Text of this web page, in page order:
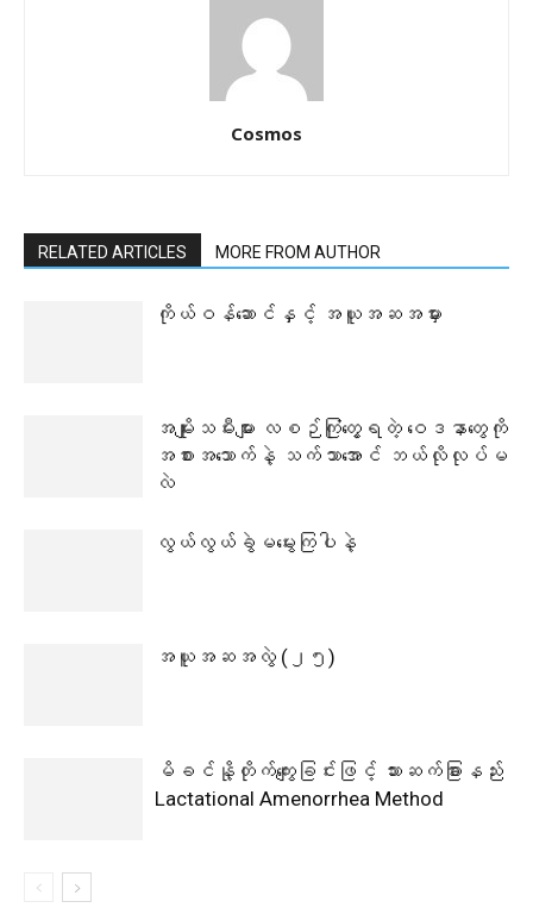
Cosmos
RELATED ARTICLES MORE FROM AUTHOR
ကိုယ်ဝန်ဆောင်နှင့် အယူအဆအမှား
အမျိုးသမီးများ လစဉ်ကြုံတွေ့ရတဲ့ ဝေဒနာတွေကို
အစားအသောက်နဲ့ သက်သာအောင် ဘယ်လိုလုပ်မ
လဲ
လွယ်လွယ်ခွဲမမွေးကြပါနဲ့
အယူအဆအလွဲ (၂၅)
မိခင်နို့တိုက်ကျွေးခြင်းဖြင့် သားဆက်ခြားနည်း
Lactational Amenorrhea Method